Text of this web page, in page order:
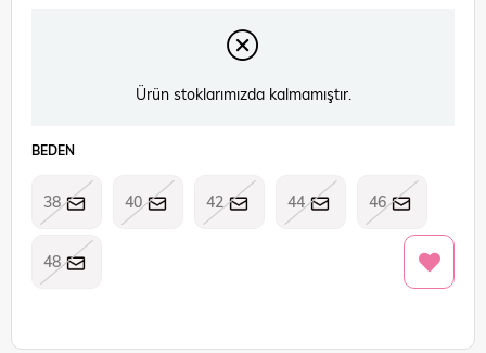
Ürün stoklarımızda kalmamıştır.
BEDEN
38 40 42 44 46
48